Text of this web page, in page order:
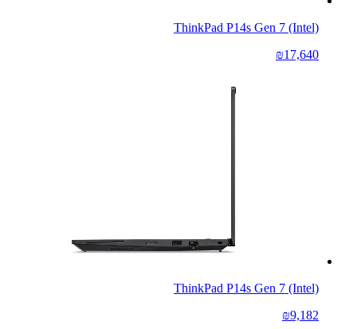
ThinkPad P14s Gen 7 (Intel)
₪17,640
ThinkPad P14s Gen 7 (Intel)
₪9,182